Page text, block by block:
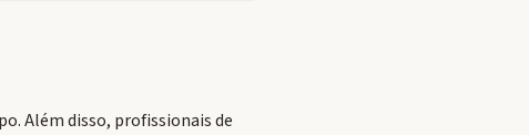
Além disso, profissionais de